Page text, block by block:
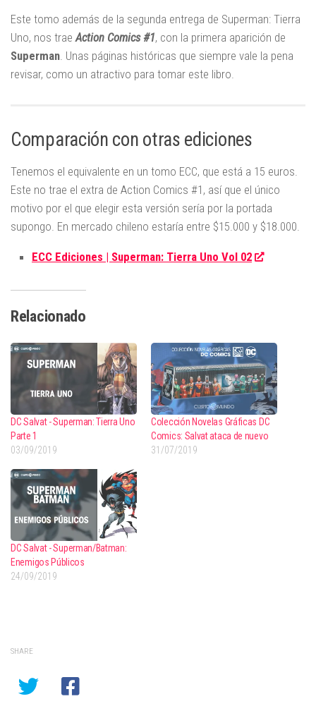
Este tomo además de la segunda entrega de Superman: Tierra
Uno, nos trae Action Comics #1, con la primera aparición de
Superman. Unas páginas históricas que siempre vale la pena
revisar, como un atractivo para tomar este libro.
Comparación con otras ediciones
Tenemos el equivalente en un tomo ECC, que está a 15 euros.
Este no trae el extra de Action Comics #1, así que el único
motivo por el que elegir esta versión sería por la portada
supongo. En mercado chileno estaría entre $15.000 y $18.000.
ECC Ediciones | Superman: Tierra Uno Vol 02
Relacionado
DC Salvat - Superman: Tierra Uno
Parte 1
03/09/2019
Colección Novelas Gráficas DC
Comics: Salvat ataca de nuevo
31/07/2019
DC Salvat - Superman/Batman:
Enemigos Públicos
24/09/2019
SHARE